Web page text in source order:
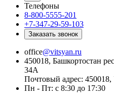
Телефоны
8-800-5555-201
+7-347-29-59-103
Заказать звонок
office@vitsyan.ru
450018, Башкортостан
34А
Почтовый адрес: 450018,
Пн - Пт: с 8:30 до 17:30